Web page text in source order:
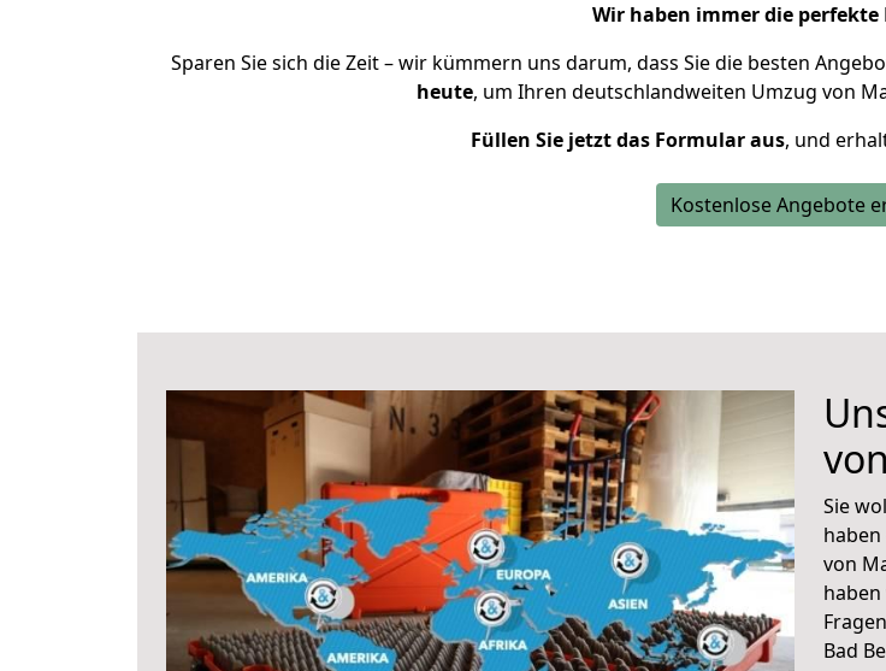
Wir haben immer die perfekte
Sparen Sie sich die Zeit – wir kümmern uns darum, dass Sie die besten
heute, um Ihren deutschlandweiten Umzug von
Füllen Sie jetzt das Formular aus, und
Kostenlose Angebote
Sie
haben
von
Bad